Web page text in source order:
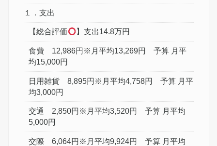
１．支出
【総合評価 】支出14.8万円
食費 12,986円※月平均13,269円 予算 月平
均15,000円
日用雑貨 8,895円※月平均4,758円 予算 月平
均3,000円
交通 2,850円※月平均3,520円 予算 月平均
5,000円
交際 6,064円※月平均9,924円 予算 月平均